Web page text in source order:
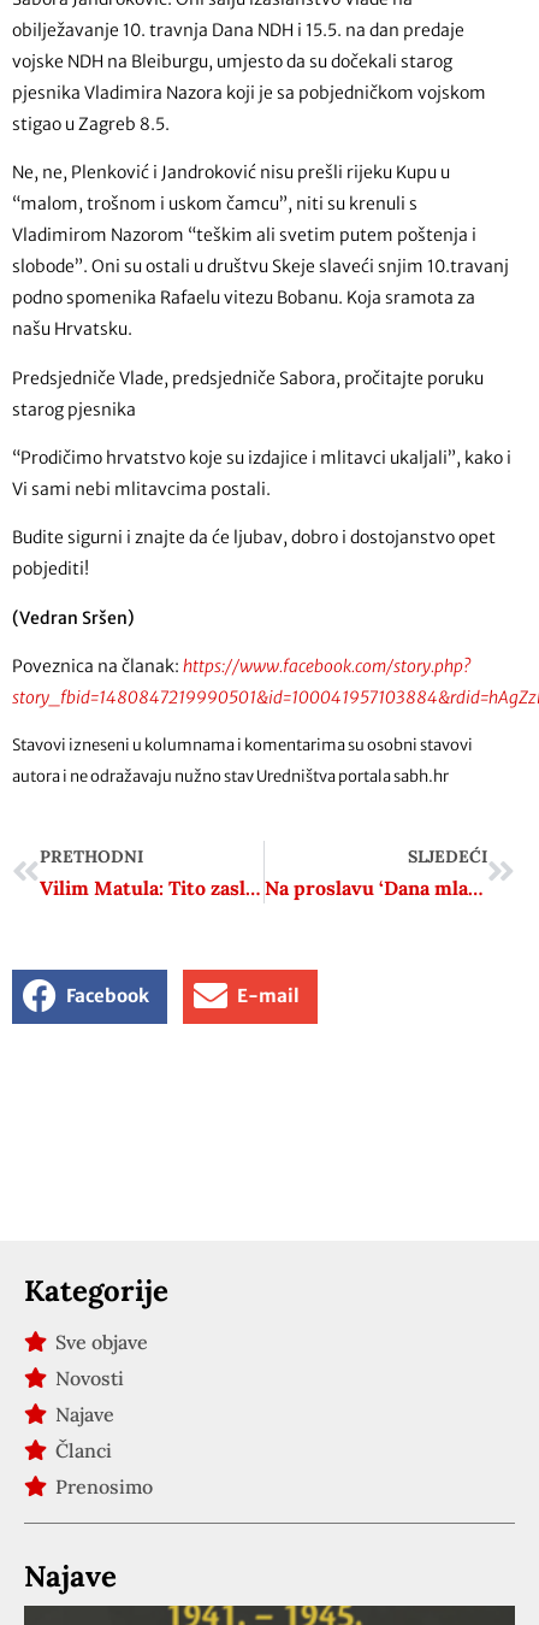
obilježavanje 10. travnja Dana NDH i 15.5. na dan predaje
vojske NDH na Bleiburgu, umjesto da su dočekali starog
pjesnika Vladimira Nazora koji je sa pobjedničkom vojskom
stigao u Zagreb 8.5.
Ne, ne, Plenković i Jandroković nisu prešli rijeku Kupu u
“malom, trošnom i uskom čamcu”, niti su krenuli s
Vladimirom Nazorom “teškim ali svetim putem poštenja i
slobode”. Oni su ostali u društvu Skeje slaveći snjim 10.travanj
podno spomenika Rafaelu vitezu Bobanu. Koja sramota za
našu Hrvatsku.
Predsjedniče Vlade, predsjedniče Sabora, pročitajte poruku
starog pjesnika
“Prodičimo hrvatstvo koje su izdajice i mlitavci ukaljali”, kako i
Vi sami nebi mlitavcima postali.
Budite sigurni i znajte da će ljubav, dobro i dostojanstvo opet
pobjediti!
(Vedran Sršen)
Poveznica na članak: https://www.facebook.com/story.php?
Stavovi izneseni u kolumnama i komentarima su osobni stavovi
autora i ne odražavaju nužno stav Uredništva portala sabh.hr
PRETHODNI
Vilim Matula: Tito zaslužuje trg u Zagrebu
SLJEDEĆI
Na proslavu ‘Dana mladosti’ došlo 10 tisuća ljudi. Evo što je kamerama HRT-a rekla Mira iz Poreča
Facebook E-mail
Kategorije
Sve objave
Novosti
Najave
Članci
Prenosimo
Najave